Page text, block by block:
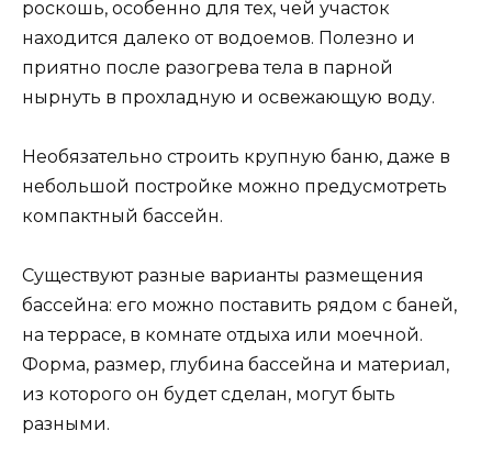
роскошь, особенно для тех, чей участок
находится далеко от водоемов. Полезно и
приятно после разогрева тела в парной
нырнуть в прохладную и освежающую воду.
Необязательно строить крупную баню, даже в
небольшой постройке можно предусмотреть
компактный бассейн.
Существуют разные варианты размещения
бассейна: его можно поставить рядом с баней,
на террасе, в комнате отдыха или моечной.
Форма, размер, глубина бассейна и материал,
из которого он будет сделан, могут быть
разными.